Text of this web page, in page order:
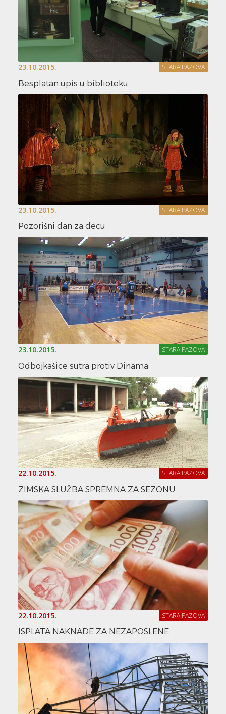
23.10.2015. STARA PAZOVA
Besplatan upis u biblioteku
23.10.2015. STARA PAZOVA
Pozorišni dan za decu
23.10.2015. STARA PAZOVA
Odbojkašice sutra protiv Dinama
22.10.2015. STARA PAZOVA
ZIMSKA SLUŽBA SPREMNA ZA SEZONU
22.10.2015. STARA PAZOVA
ISPLATA NAKNADE ZA NEZAPOSLENE